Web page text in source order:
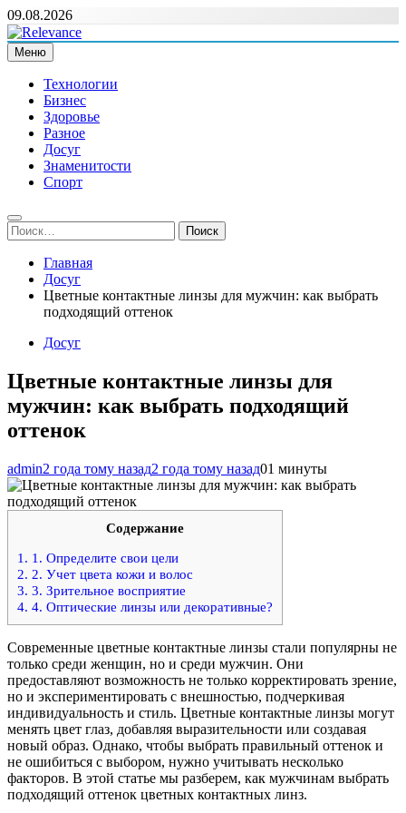
Перейти
к
содержимому
09.08.2026
Relevance
Релевантні новини — саме те, що вам потрібно
Меню
Технологии
Бизнес
Здоровье
Разное
Досуг
Знаменитости
Спорт
Найти:
Главная
Досуг
Цветные контактные линзы для мужчин: как выбрать
подходящий оттенок
Досуг
Цветные контактные линзы для
мужчин: как выбрать подходящий
оттенок
admin2 года тому назад2 года тому назад01 минуты
Содержание
1. 1. Определите свои цели
2. 2. Учет цвета кожи и волос
3. 3. Зрительное восприятие
4. 4. Оптические линзы или декоративные?
Современные цветные контактные линзы стали популярны не
только среди женщин, но и среди мужчин. Они
предоставляют возможность не только корректировать зрение,
но и экспериментировать с внешностью, подчеркивая
индивидуальность и стиль. Цветные контактные линзы могут
менять цвет глаз, добавляя выразительности или создавая
новый образ. Однако, чтобы выбрать правильный оттенок и
не ошибиться с выбором, нужно учитывать несколько
факторов. В этой статье мы разберем, как мужчинам выбрать
подходящий оттенок цветных контактных линз.